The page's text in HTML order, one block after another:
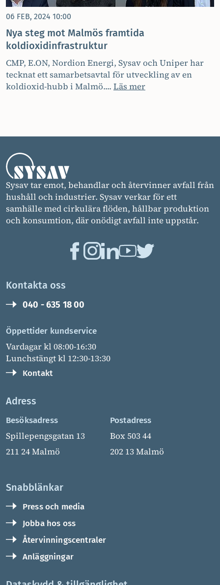
06 FEB, 2024 10:00
Nya steg mot Malmös framtida
koldioxidinfrastruktur
CMP, E.ON, Nordion Energi, Sysav och Uniper har
tecknat ett samarbetsavtal för utveckling av en
koldioxid-hubb i Malmö.... Läs mer
Sysav tar emot, behandlar och återvinner avfall från
hushåll och industrier. Sysav verkar för ett
samhälle med cirkulära flöden, hållbar produktion
och konsumtion, där onödigt avfall inte uppstår.
Kontakta oss
040 - 635 18 00
Öppettider kundservice
Vardagar kl 08:00-16:30
Lunchstängt kl 12:30-13:30
Kontakt
Adress
Besöksadress
Spillepengsgatan 13
211 24 Malmö
Postadress
Box 503 44
202 13 Malmö
Snabblänkar
Press och media
Jobba hos oss
Återvinningscentraler
Anläggningar